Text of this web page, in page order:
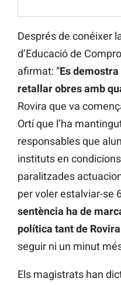
Després de conéixer
d’Educació de
afirmat: “Es
retallar obres amb
Rovira que va
Ortí que l’ha
responsables que
instituts en
paralitzades
per voler estalviar-se
sentència ha de
política tant de Rovira
seguir ni un minut
Els magistrats han